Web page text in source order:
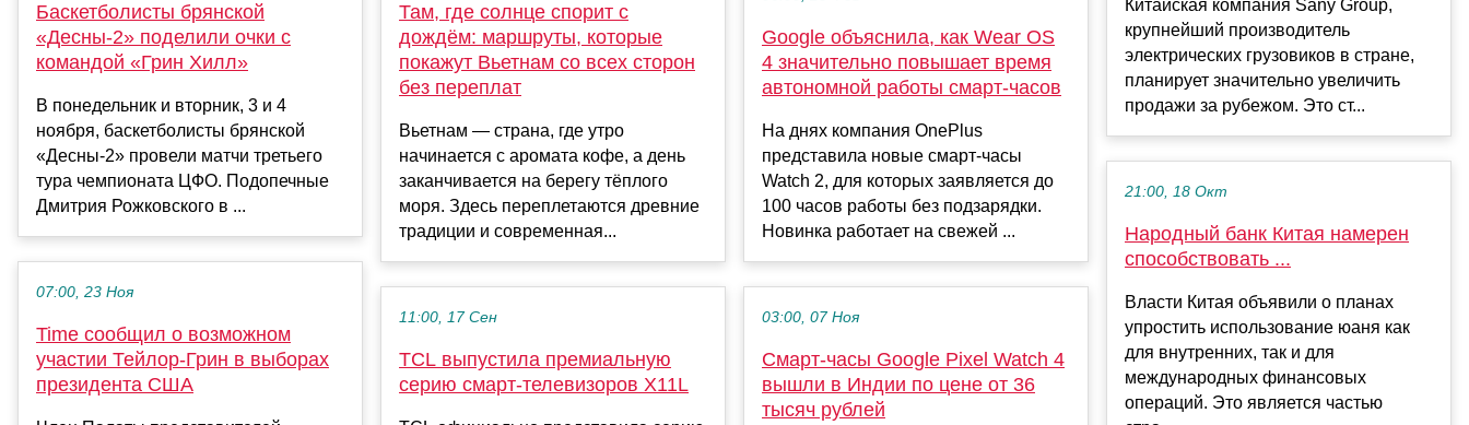
Баскетболисты брянской
«Десны-2» поделили очки с
командой «Грин Хилл»
В понедельник и вторник, 3 и 4
ноября, баскетболисты брянской
«Десны-2» провели матчи третьего
тура чемпионата ЦФО. Подопечные
Дмитрия Рожковского в ...
07:00, 23 Ноя
Time сообщил о возможном
участии Тейлор-Грин в выборах
президента США
Там, где солнце спорит с
дождём: маршруты, которые
покажут Вьетнам со всех сторон
без переплат
Вьетнам — страна, где утро
начинается с аромата кофе, а день
заканчивается на берегу тёплого
моря. Здесь переплетаются древние
традиции и современная...
11:00, 17 Сен
TCL выпустила премиальную
серию смарт-телевизоров X11L
Google объяснила, как Wear OS
4 значительно повышает время
автономной работы смарт-часов
На днях компания OnePlus
представила новые смарт-часы
Watch 2, для которых заявляется до
100 часов работы без подзарядки.
Новинка работает на свежей ...
03:00, 07 Ноя
Смарт-часы Google Pixel Watch 4
вышли в Индии по цене от 36
тысяч рублей
Китайская компания Sany Group,
крупнейший производитель
электрических грузовиков в стране,
планирует значительно увеличить
продажи за рубежом. Это ст...
21:00, 18 Окт
Народный банк Китая намерен
способствовать ...
Власти Китая объявили о планах
упростить использование юаня как
для внутренних, так и для
международных финансовых
операций. Это является частью